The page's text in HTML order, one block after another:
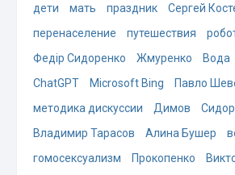
дети
мать праздник
Сергей
перенаселение
путешествия
Федір Сидоренко
Жмуренко Вода
ChatGPT
Microsoft Bing Павло
методика дискуссии
Димов
Владимир Тарасов
Алина Бушер
гомосексуализм
Прокопенко